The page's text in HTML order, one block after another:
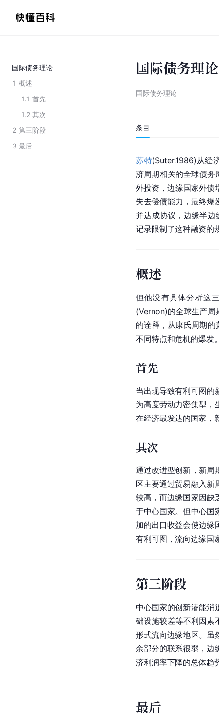
国际债务理论
1 概述
1.1 首先
1.2 其次
2 第三阶段
3 最后
国际债务理论
国际债务理论
条目
苏特(Suter,1986)从经
济周期相关的全球债务
外投资，边缘国家外债
失去偿债能力，最终爆
并达成协议，边缘半边
记录限制了这种融资的
概述
但他没有具体分析这
(Vernon)的全球生产周
的诠释，从康氏周期
不同特点和危机的爆发
首先
当出现导致有利可图的
为高度劳动力密集型，
在经济最发达的国家，
其次
通过改进型创新，新周
区主要通过贸易融入新
较高，而边缘国家因缺
于中心国家。但中心国
加的出口收益会使边缘
有利可图，流向边缘国
第三阶段
中心国家的创新潜能消
础设施较差等不利因素
形式流向边缘地区。虽
余部分的联系很弱，边
济利润率下降的总体趋
最后